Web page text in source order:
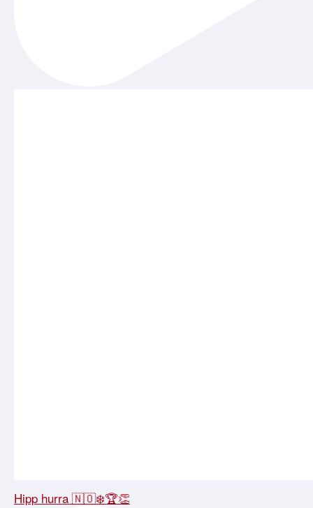
Hipp hurra 🇳🇴❄️🏆👏